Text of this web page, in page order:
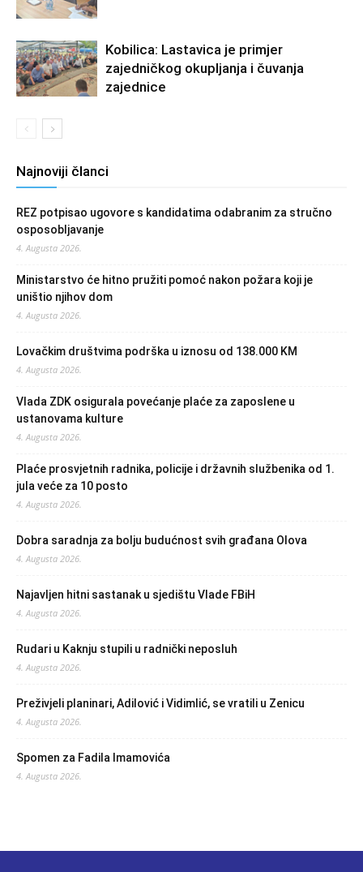
Kobilica: Lastavica je primjer
zajedničkog okupljanja i čuvanja
zajednice
Najnoviji članci
REZ potpisao ugovore s kandidatima odabranim za stručno
osposobljavanje
4. Augusta 2026.
Ministarstvo će hitno pružiti pomoć nakon požara koji je
uništio njihov dom
4. Augusta 2026.
Lovačkim društvima podrška u iznosu od 138.000 KM
4. Augusta 2026.
Vlada ZDK osigurala povećanje plaće za zaposlene u
ustanovama kulture
4. Augusta 2026.
Plaće prosvjetnih radnika, policije i državnih službenika od 1.
jula veće za 10 posto
4. Augusta 2026.
Dobra saradnja za bolju budućnost svih građana Olova
4. Augusta 2026.
Najavljen hitni sastanak u sjedištu Vlade FBiH
4. Augusta 2026.
Rudari u Kaknju stupili u radnički neposluh
4. Augusta 2026.
Preživjeli planinari, Adilović i Vidimlić, se vratili u Zenicu
4. Augusta 2026.
Spomen za Fadila Imamovića
4. Augusta 2026.